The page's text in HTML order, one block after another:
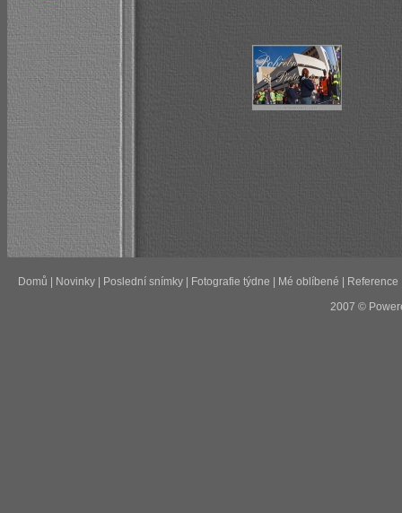
Domů Novinky| Poslední snímky| Fotografie týdne Mé oblíbené Reference
2007 ©